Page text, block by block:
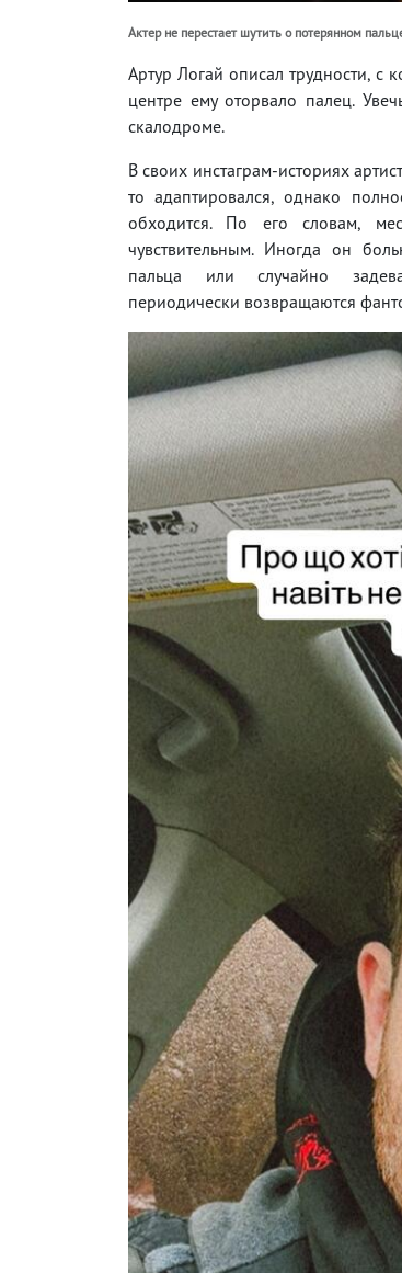
Актер не перестает шутить о потерянном
Артур Логай описал трудности, с
центре ему оторвало палец.
скалодроме.
В своих инстаграм-историях
то адаптировался, однако
обходится. По его словам,
чувствительным. Иногда он
пальца или случайно
периодически возвращаются